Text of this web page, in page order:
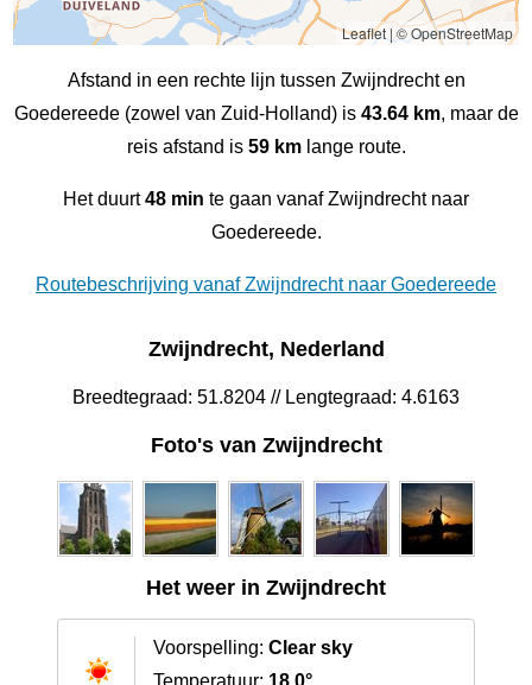
Leaflet|© OpenStreetMap
Afstand in een rechte lijn tussen Zwijndrecht en
Goedereede (zowel van Zuid-Holland) is 43.64 km, maar de
reis afstand is 59 kmlange route.
Het duurt48 min te gaan vanaf Zwijndrecht naar
Goedereede.
Routebeschrijving vanaf Zwijndrecht naar Goedereede
Zwijndrecht, Nederland
Breedtegraad: 51.8204 // Lengtegraad: 4.6163
Foto's van Zwijndrecht
Het weer in Zwijndrecht
Voorspelling: Clear sky